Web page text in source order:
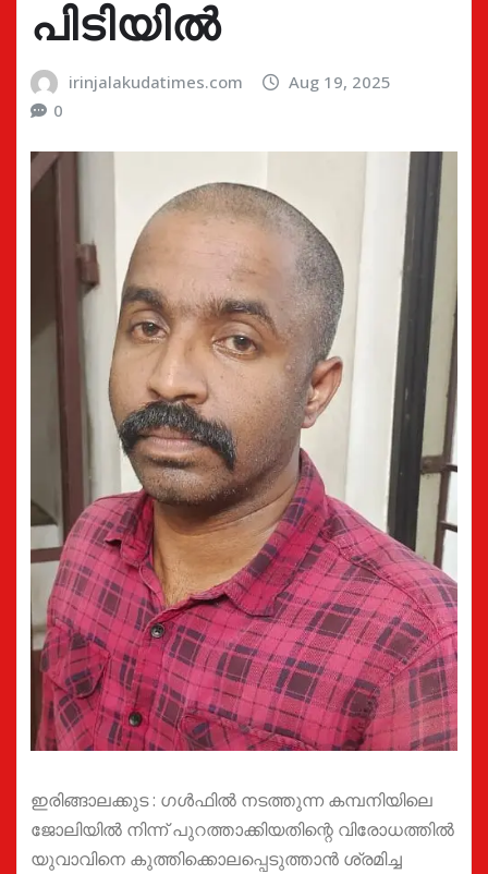
പിടിയിൽ
irinjalakudatimes.com
Aug 19, 2025
0
ഇരിങ്ങാലക്കുട : ഗൾഫിൽ നടത്തുന്ന കമ്പനിയിലെ
ജോലിയിൽ നിന്ന് പുറത്താക്കിയതിന്റെ വിരോധത്തിൽ
യുവാവിനെ കുത്തിക്കൊലപ്പെടുത്താൻ ശ്രമിച്ച